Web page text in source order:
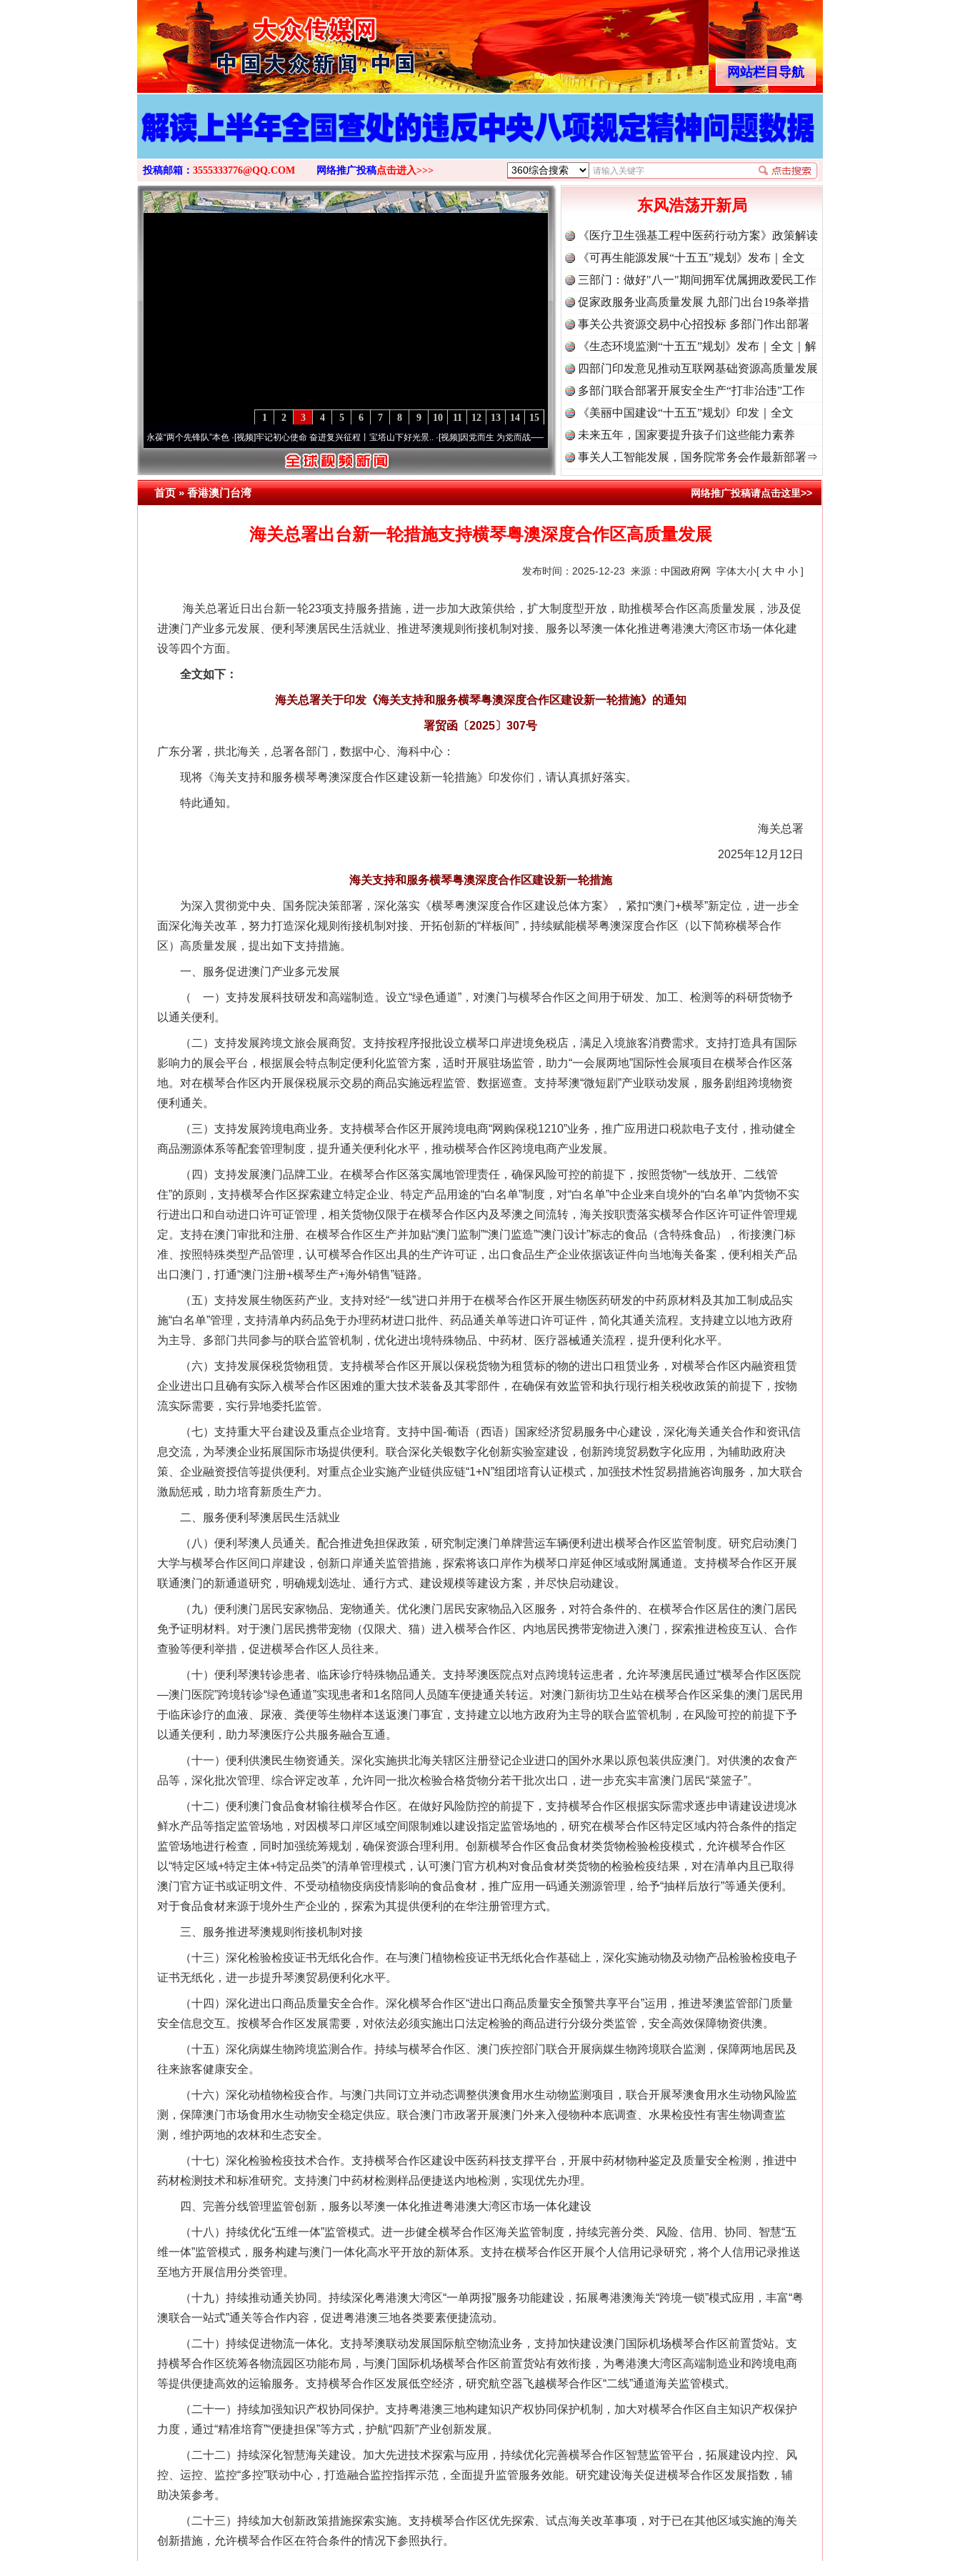
>
网站栏目导航
投稿邮箱： 3555333776@QQ.COM 网络推广投稿点击进入>>>
15
14
13
12
11
10
9
8
7
6
5
4
3
2
1
永葆“两个先锋队”本色·[视频]牢记初心使命 奋进复兴征程丨宝塔山下好光景..·[视频]因党而生 为党而战——百年“纪”事⑧加强纪律..·[视频] 牢记初心使命 奋进复兴征程丨“转折之城”激荡..
东风浩荡开新局
《医疗卫生强基工程中医药行动方案》政策解读
《可再生能源发展“十五五”规划》发布｜全文
三部门：做好"八一"期间拥军优属拥政爱民工作
促家政服务业高质量发展 九部门出台19条举措
事关公共资源交易中心招投标 多部门作出部署
《生态环境监测“十五五”规划》发布｜全文｜解
读
四部门印发意见推动互联网基础资源高质量发展
多部门联合部署开展安全生产“打非治违”工作
《美丽中国建设“十五五”规划》印发｜全文
未来五年，国家要提升孩子们这些能力素养
事关人工智能发展，国务院常务会作最新部署⇒
首页»香港澳门台湾 网络推广投稿请点击这里>>
海关总署出台新一轮措施支持横琴粤澳深度合作区高质量发展
发布时间：2025-12-23 来源： 中国政府网 字体大小[ 大 中 小 ]
海关总署近日出台新一轮23项支持服务措施，进一步加大政策供给，扩大制度型开放，助推横琴合作区高质量发展，涉及促
进澳门产业多元发展、便利琴澳居民生活就业、推进琴澳规则衔接机制对接、服务以琴澳一体化推进粤港澳大湾区市场一体化建
设等四个方面。
全文如下：
海关总署关于印发《海关支持和服务横琴粤澳深度合作区建设新一轮措施》的通知
署贸函〔2025〕307号
广东分署，拱北海关，总署各部门，数据中心、海科中心：
现将《海关支持和服务横琴粤澳深度合作区建设新一轮措施》印发你们，请认真抓好落实。
特此通知。
海关总署
2025年12月12日
海关支持和服务横琴粤澳深度合作区建设新一轮措施
为深入贯彻党中央、国务院决策部署，深化落实《横琴粤澳深度合作区建设总体方案》，紧扣“澳门+横琴”新定位，进一步全
面深化海关改革，努力打造深化规则衔接机制对接、开拓创新的“样板间”，持续赋能横琴粤澳深度合作区（以下简称横琴合作
区）高质量发展，提出如下支持措施。
一、服务促进澳门产业多元发展
（ 一）支持发展科技研发和高端制造。设立“绿色通道”，对澳门与横琴合作区之间用于研发、加工、检测等的科研货物予
以通关便利。
（二）支持发展跨境文旅会展商贸。支持按程序报批设立横琴口岸进境免税店，满足入境旅客消费需求。支持打造具有国际
影响力的展会平台，根据展会特点制定便利化监管方案，适时开展驻场监管，助力“一会展两地”国际性会展项目在横琴合作区落
地。对在横琴合作区内开展保税展示交易的商品实施远程监管、数据巡查。支持琴澳“微短剧”产业联动发展，服务剧组跨境物资
便利通关。
（三）支持发展跨境电商业务。支持横琴合作区开展跨境电商“网购保税1210”业务，推广应用进口税款电子支付，推动健全
商品溯源体系等配套管理制度，提升通关便利化水平，推动横琴合作区跨境电商产业发展。
（四）支持发展澳门品牌工业。在横琴合作区落实属地管理责任，确保风险可控的前提下，按照货物“一线放开、二线管
住”的原则，支持横琴合作区探索建立特定企业、特定产品用途的“白名单”制度，对“白名单”中企业来自境外的“白名单”内货物不实
行进出口和自动进口许可证管理，相关货物仅限于在横琴合作区内及琴澳之间流转，海关按职责落实横琴合作区许可证件管理规
定。支持在澳门审批和注册、在横琴合作区生产并加贴“澳门监制”“澳门监造”“澳门设计”标志的食品（含特殊食品），衔接澳门标
准、按照特殊类型产品管理，认可横琴合作区出具的生产许可证，出口食品生产企业依据该证件向当地海关备案，便利相关产品
出口澳门，打通“澳门注册+横琴生产+海外销售”链路。
（五）支持发展生物医药产业。支持对经“一线”进口并用于在横琴合作区开展生物医药研发的中药原材料及其加工制成品实
施“白名单”管理，支持清单内药品免于办理药材进口批件、药品通关单等进口许可证件，简化其通关流程。支持建立以地方政府
为主导、多部门共同参与的联合监管机制，优化进出境特殊物品、中药材、医疗器械通关流程，提升便利化水平。
（六）支持发展保税货物租赁。支持横琴合作区开展以保税货物为租赁标的物的进出口租赁业务，对横琴合作区内融资租赁
企业进出口且确有实际入横琴合作区困难的重大技术装备及其零部件，在确保有效监管和执行现行相关税收政策的前提下，按物
流实际需要，实行异地委托监管。
（七）支持重大平台建设及重点企业培育。支持中国-葡语（西语）国家经济贸易服务中心建设，深化海关通关合作和资讯信
息交流，为琴澳企业拓展国际市场提供便利。联合深化关银数字化创新实验室建设，创新跨境贸易数字化应用，为辅助政府决
策、企业融资授信等提供便利。对重点企业实施产业链供应链“1+N”组团培育认证模式，加强技术性贸易措施咨询服务，加大联合
激励惩戒，助力培育新质生产力。
二、服务便利琴澳居民生活就业
（八）便利琴澳人员通关。配合推进免担保政策，研究制定澳门单牌营运车辆便利进出横琴合作区监管制度。研究启动澳门
大学与横琴合作区间口岸建设，创新口岸通关监管措施，探索将该口岸作为横琴口岸延伸区域或附属通道。支持横琴合作区开展
联通澳门的新通道研究，明确规划选址、通行方式、建设规模等建设方案，并尽快启动建设。
（九）便利澳门居民安家物品、宠物通关。优化澳门居民安家物品入区服务，对符合条件的、在横琴合作区居住的澳门居民
免予证明材料。对于澳门居民携带宠物（仅限犬、猫）进入横琴合作区、内地居民携带宠物进入澳门，探索推进检疫互认、合作
查验等便利举措，促进横琴合作区人员往来。
（十）便利琴澳转诊患者、临床诊疗特殊物品通关。支持琴澳医院点对点跨境转运患者，允许琴澳居民通过“横琴合作区医院
—澳门医院”跨境转诊“绿色通道”实现患者和1名陪同人员随车便捷通关转运。对澳门新街坊卫生站在横琴合作区采集的澳门居民用
于临床诊疗的血液、尿液、粪便等生物样本送返澳门事宜，支持建立以地方政府为主导的联合监管机制，在风险可控的前提下予
以通关便利，助力琴澳医疗公共服务融合互通。
（十一）便利供澳民生物资通关。深化实施拱北海关辖区注册登记企业进口的国外水果以原包装供应澳门。对供澳的农食产
品等，深化批次管理、综合评定改革，允许同一批次检验合格货物分若干批次出口，进一步充实丰富澳门居民“菜篮子”。
（十二）便利澳门食品食材输往横琴合作区。在做好风险防控的前提下，支持横琴合作区根据实际需求逐步申请建设进境冰
鲜水产品等指定监管场地，对因横琴口岸区域空间限制难以建设指定监管场地的，研究在横琴合作区特定区域内符合条件的指定
监管场地进行检查，同时加强统筹规划，确保资源合理利用。创新横琴合作区食品食材类货物检验检疫模式，允许横琴合作区
以“特定区域+特定主体+特定品类”的清单管理模式，认可澳门官方机构对食品食材类货物的检验检疫结果，对在清单内且已取得
澳门官方证书或证明文件、不受动植物疫病疫情影响的食品食材，推广应用一码通关溯源管理，给予“抽样后放行”等通关便利。
对于食品食材来源于境外生产企业的，探索为其提供便利的在华注册管理方式。
三、服务推进琴澳规则衔接机制对接
（十三）深化检验检疫证书无纸化合作。在与澳门植物检疫证书无纸化合作基础上，深化实施动物及动物产品检验检疫电子
证书无纸化，进一步提升琴澳贸易便利化水平。
（十四）深化进出口商品质量安全合作。深化横琴合作区“进出口商品质量安全预警共享平台”运用，推进琴澳监管部门质量
安全信息交互。按横琴合作区发展需要，对依法必须实施出口法定检验的商品进行分级分类监管，安全高效保障物资供澳。
（十五）深化病媒生物跨境监测合作。持续与横琴合作区、澳门疾控部门联合开展病媒生物跨境联合监测，保障两地居民及
往来旅客健康安全。
（十六）深化动植物检疫合作。与澳门共同订立并动态调整供澳食用水生动物监测项目，联合开展琴澳食用水生动物风险监
测，保障澳门市场食用水生动物安全稳定供应。联合澳门市政署开展澳门外来入侵物种本底调查、水果检疫性有害生物调查监
测，维护两地的农林和生态安全。
（十七）深化检验检疫技术合作。支持横琴合作区建设中医药科技支撑平台，开展中药材物种鉴定及质量安全检测，推进中
药材检测技术和标准研究。支持澳门中药材检测样品便捷送内地检测，实现优先办理。
四、完善分线管理监管创新，服务以琴澳一体化推进粤港澳大湾区市场一体化建设
（十八）持续优化“五维一体”监管模式。进一步健全横琴合作区海关监管制度，持续完善分类、风险、信用、协同、智慧“五
维一体”监管模式，服务构建与澳门一体化高水平开放的新体系。支持在横琴合作区开展个人信用记录研究，将个人信用记录推送
至地方开展信用分类管理。
（十九）持续推动通关协同。持续深化粤港澳大湾区“一单两报”服务功能建设，拓展粤港澳海关“跨境一锁”模式应用，丰富“粤
澳联合一站式”通关等合作内容，促进粤港澳三地各类要素便捷流动。
（二十）持续促进物流一体化。支持琴澳联动发展国际航空物流业务，支持加快建设澳门国际机场横琴合作区前置货站。支
持横琴合作区统筹各物流园区功能布局，与澳门国际机场横琴合作区前置货站有效衔接，为粤港澳大湾区高端制造业和跨境电商
等提供便捷高效的运输服务。支持横琴合作区发展低空经济，研究航空器飞越横琴合作区“二线”通道海关监管模式。
（二十一）持续加强知识产权协同保护。支持粤港澳三地构建知识产权协同保护机制，加大对横琴合作区自主知识产权保护
力度，通过“精准培育”“便捷担保”等方式，护航“四新”产业创新发展。
（二十二）持续深化智慧海关建设。加大先进技术探索与应用，持续优化完善横琴合作区智慧监管平台，拓展建设内控、风
控、运控、监控“多控”联动中心，打造融合监控指挥示范，全面提升监管服务效能。研究建设海关促进横琴合作区发展指数，辅
助决策参考。
（二十三）持续加大创新政策措施探索实施。支持横琴合作区优先探索、试点海关改革事项，对于已在其他区域实施的海关
创新措施，允许横琴合作区在符合条件的情况下参照执行。
网上购药对药下症？
这是一记警钟！ 谢谢有你温暖了四季 法官巧妙执行解纠纷